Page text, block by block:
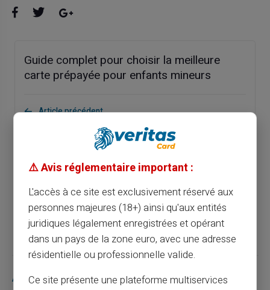
Guide complet pour choisir la meilleure
carte prépayée pour enfants mineurs
Article précédent
Gérez les dépenses de vos enfants avec
une carte prépayée sécurisée
Article suivant
Articles similaires
⚠️ Avis réglementaire important :
L'accès à ce site est exclusivement réservé aux
personnes majeures (18+) ainsi qu'aux entités
juridiques légalement enregistrées et opérant
dans un pays de la zone euro, avec une adresse
résidentielle ou professionnelle valide.
Ce site présente une plateforme multiservices